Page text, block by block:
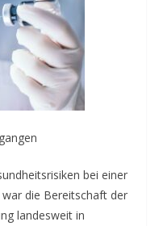
bei einer
die Bereitschaft der
landesweit in